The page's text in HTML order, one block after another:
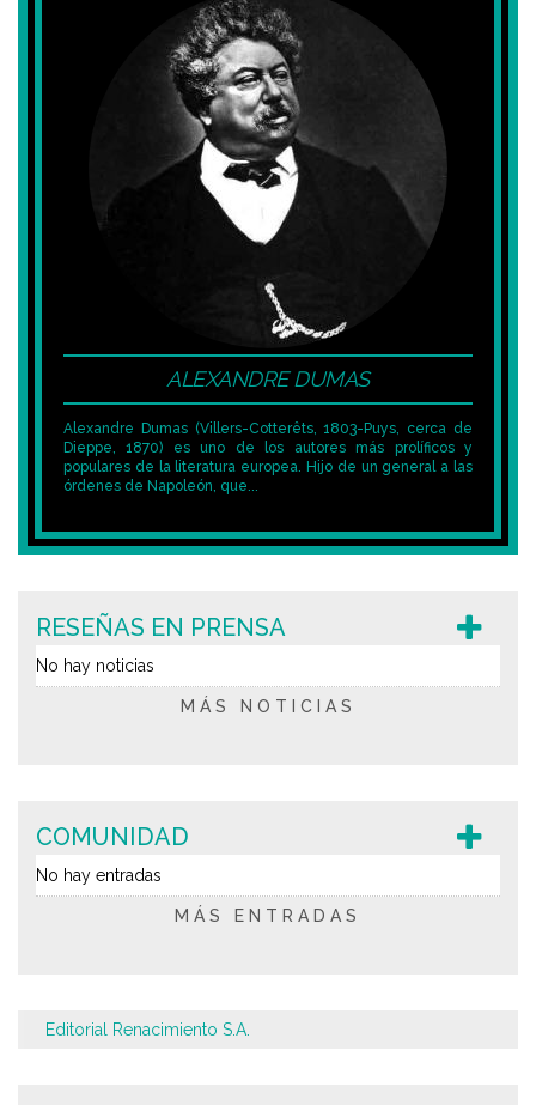
ALEXANDRE DUMAS
Alexandre Dumas (Villers-Cotterêts, 1803-Puys, cerca de
Dieppe, 1870) es uno de los autores más prolíficos y
populares de la literatura europea. Hijo de un general a las
órdenes de Napoleón, que...
RESEÑAS EN PRENSA
No hay noticias
MÁS NOTICIAS
COMUNIDAD
No hay entradas
MÁS ENTRADAS
Editorial Renacimiento S.A.